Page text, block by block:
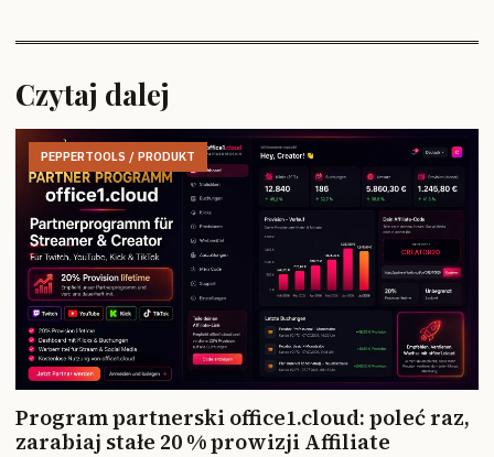
Czytaj dalej
PEPPERTOOLS / PRODUKT
Program partnerski office1.cloud: poleć raz,
zarabiaj stałe 20 % prowizji Affiliate